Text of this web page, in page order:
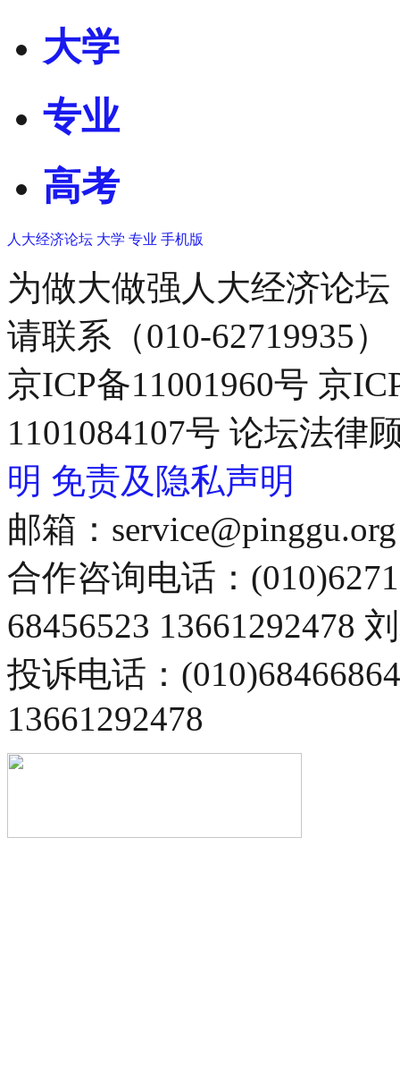
大学
专业
高考
人大经济论坛 大学 专业 手机版
为做大做强人大经济论
请联系（010-62719935）
京ICP备11001960号 京
1101084107号 论坛法律
明 免责及隐私声明
邮箱：service@pinggu.org
合作咨询电话：
68456523 13661292478
投诉电话：
13661292478